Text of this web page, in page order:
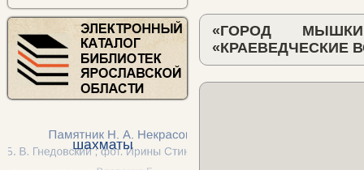
«ГОРОД
«КРАЕВЕДЧЕСКИЕ